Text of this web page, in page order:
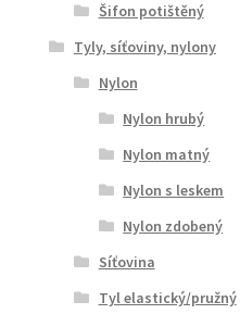
Šifon potištěný
Tyly, síťoviny, nylony
Nylon
Nylon hrubý
Nylon matný
Nylon s leskem
Nylon zdobený
Síťovina
Tyl elastický/pružný